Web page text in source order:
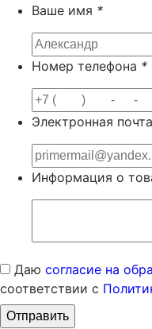
Ваше имя *
Номер телефона *
Электронная почта
Информация о
Даю согласие на
соответствии с